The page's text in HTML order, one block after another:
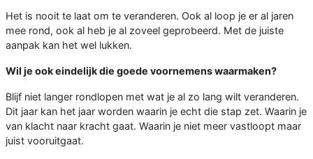
Het is nooit te laat om te veranderen. Ook al loop je er al jaren
mee rond, ook al heb je al zoveel geprobeerd. Met de juiste
aanpak kan het wel lukken.
Wil je ook eindelijk die goede voornemens waarmaken?
Blijf niet langer rondlopen met wat je al zo lang wilt veranderen.
Dit jaar kan het jaar worden waarin je echt die stap zet. Waarin je
van klacht naar kracht gaat. Waarin je niet meer vastloopt maar
juist vooruitgaat.